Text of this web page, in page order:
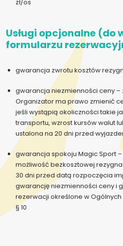
zł/os
Usługi opcjonalne (do
formularzu
gwarancja zwrotu kosztów
gwarancja niezmienności ceny –
Organizator ma prawo zmienić
jeśli wystąpią okoliczności takie
transportu, wzrost kursów walut
ustalona na 20 dni przed
gwarancja spokoju Magic Sport
możliwość bezkosztowej
30 dni przed datą rozpoczęcia
gwarancję niezmienności ceny i
rezerwacji określone w
§ 10